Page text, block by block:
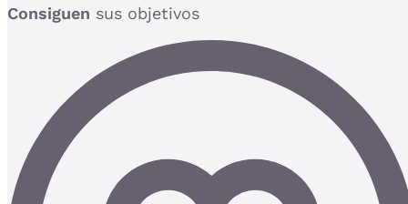
Consiguen sus objetivos